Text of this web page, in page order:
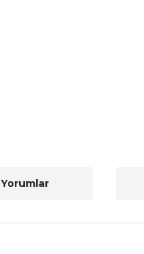
Yorumlar